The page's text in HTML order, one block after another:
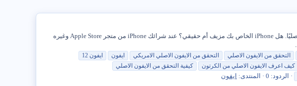
إذا كنت تشتري iPhone من سوق ثانوي ، فيمكنك العثور أدناه على الخطوات للتحقق مما إذا كان iPhone مزيفًا أم أصليًا. هل iPhone الخاص بك مزيف أم حقيقي؟ عند شرائك iPhone من متجر Apple Store وغيره
التحقق من الايفون الاصلي التحقق من الايفون الاصلي الامريكي ايفون
ايفون 12
كيف اعرف الايفون الاصلي من الكرتون كيفية التحقق من الايفون الاصلي
الردود: 0 المنتدى: ايفون